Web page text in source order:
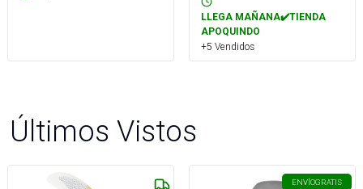
LLEGA MAÑANA✔️TIENDA
APOQUINDO
+5 Vendidos
Últimos Vistos
ENVÍOGRATIS